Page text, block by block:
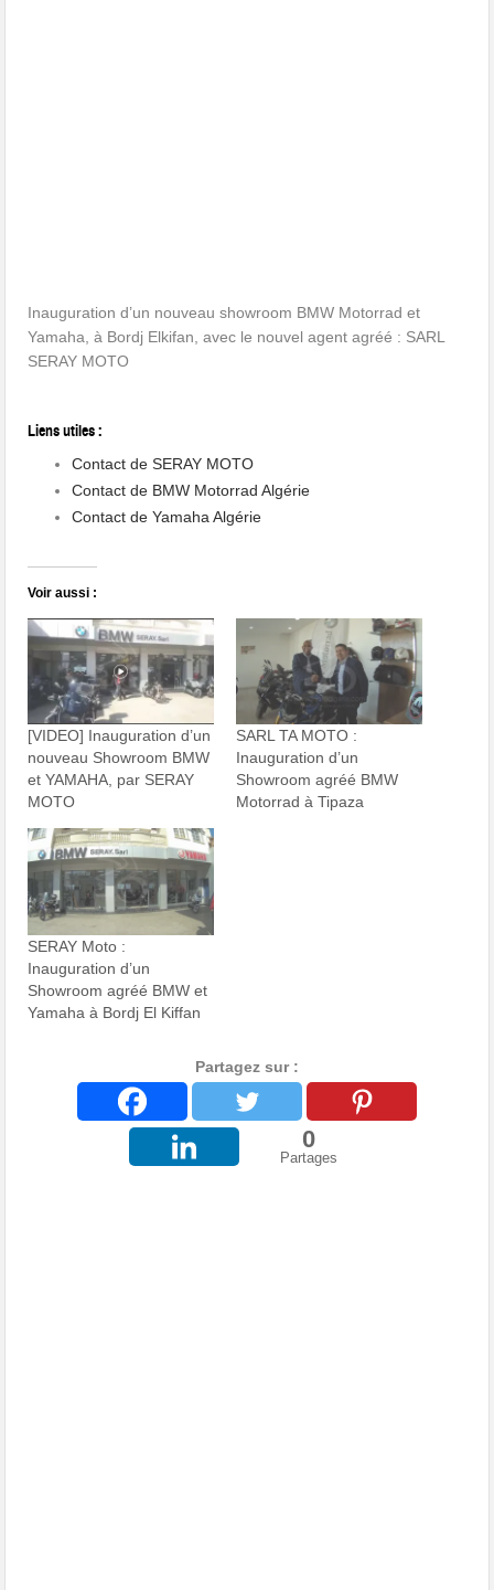
Inauguration d’un nouveau showroom BMW Motorrad et
Yamaha, à Bordj Elkifan, avec le nouvel agent agréé : SARL
SERAY MOTO
Liens utiles :
Contact de SERAY MOTO
Contact de BMW Motorrad Algérie
Contact de Yamaha Algérie
Voir aussi :
[VIDEO] Inauguration d’un
nouveau Showroom BMW
et YAMAHA, par SERAY
MOTO
SARL TA MOTO :
Inauguration d’un
Showroom agréé BMW
Motorrad à Tipaza
SERAY Moto :
Inauguration d’un
Showroom agréé BMW et
Yamaha à Bordj El Kiffan
Partagez sur :
0
Partages